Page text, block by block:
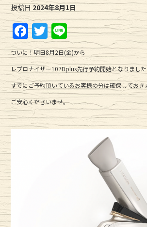
投稿日2024年8月1日
F
a
c
e
b
o
o
T
w
it
te
r
Li
n
e
ついに！明日8月2日(金)から
レプロナイザー107Dplus先行予約開始となりました
すでにご予約頂いているお客様の分は確保しておき
ご安心くださいませ。